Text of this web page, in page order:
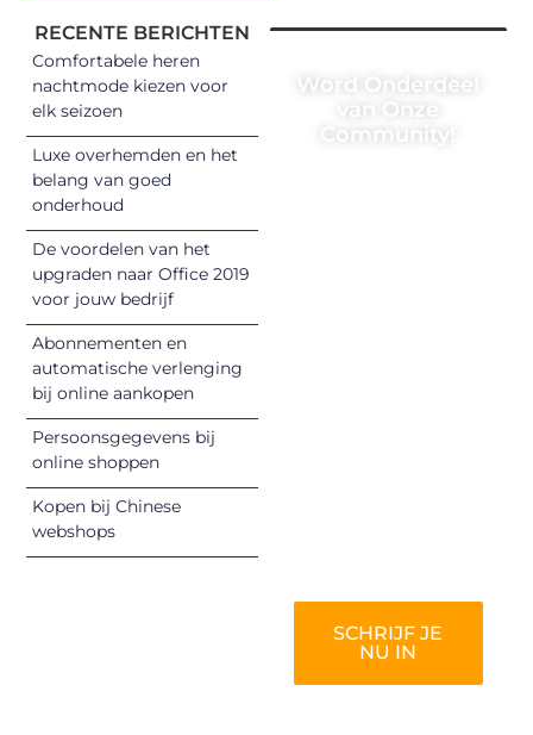
RECENTE BERICHTEN
Comfortabele heren
nachtmode kiezen voor
elk seizoen
Luxe overhemden en het
belang van goed
onderhoud
De voordelen van het
upgraden naar Office 2019
voor jouw bedrijf
Abonnementen en
automatische verlenging
bij online aankopen
Persoonsgegevens bij
online shoppen
Kopen bij Chinese
webshops
Word Onderdeel
van Onze
Community!
SCHRIJF JE
NU IN